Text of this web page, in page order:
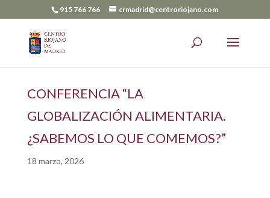
915 766 766 crmadrid@centroriojano.com
CONFERENCIA “LA
GLOBALIZACIÓN ALIMENTARIA.
¿SABEMOS LO QUE COMEMOS?”
18 marzo, 2026